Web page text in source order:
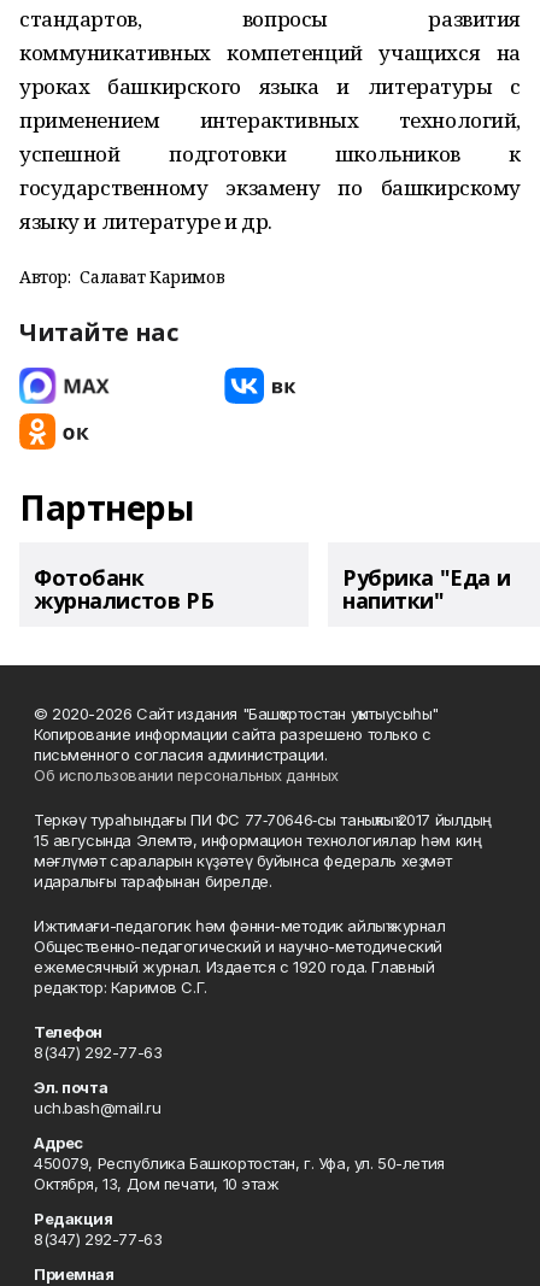
стандартов, вопросы развития
коммуникативных компетенций учащихся на
уроках башкирского языка и литературы с
применением интерактивных технологий,
успешной подготовки школьников к
государственному экзамену по башкирскому
языку и литературе и др.
Автор: Салават Каримов
Читайте нас
Партнеры
Фотобанк
журналистов РБ
Рубрика "Еда и
напитки"
© 2020-2026 Сайт издания "Башҡортостан уҡытыусыһы"
Копирование информации сайта разрешено только с
письменного согласия администрации.
Об использовании персональных данных
Теркәү тураһындағы ПИ ФС 77‑70646‑сы таныҡлыҡ 2017 йылдың
15 авгусында Элемтә, информацион технологиялар һәм киң
мәғлүмәт сараларын күҙәтеү буйынса федераль хеҙмәт
идаралығы тарафынан бирелде.
Ижтимағи-педагогик һәм фәнни-методик айлыҡ журнал
Общественно-педагогический и научно-методический
ежемесячный журнал. Издается с 1920 года. Главный
редактор: Каримов С.Г.
Телефон
8(347) 292-77-63
Эл. почта
uch.bash@mail.ru
Адрес
450079, Республика Башкортостан, г. Уфа, ул. 50-летия
Октября, 13, Дом печати, 10 этаж
Редакция
8(347) 292-77-63
Приемная